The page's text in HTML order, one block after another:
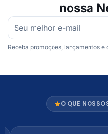
nossa
Receba promoções, lançamentos
O QUE